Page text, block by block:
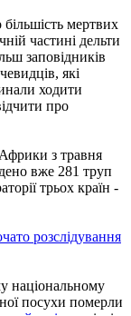
мертвих
частині дельти
заповідників
які
ходити
про
з травня
вже 281 труп
трьох країн -
розслідування
національному
посухи померли